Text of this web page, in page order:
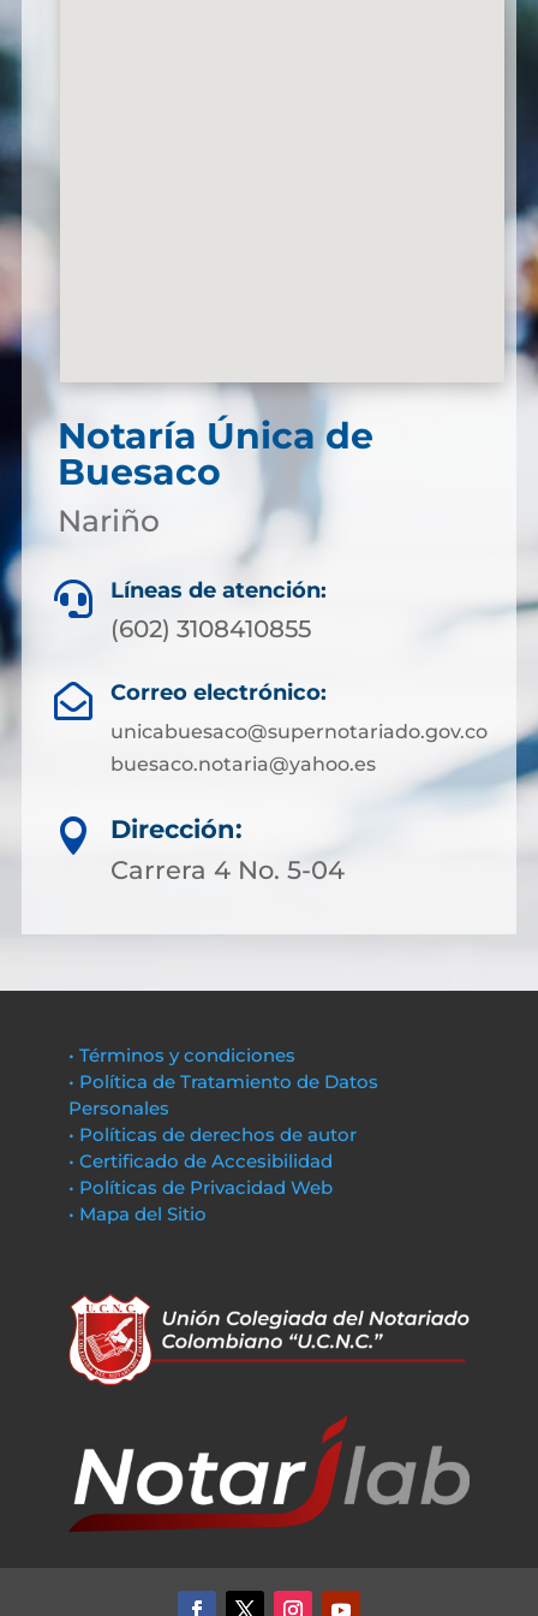
Notaría Única de
Buesaco
Nariño
 Líneas de atención:
(602) 3108410855
 Correo electrónico:
unicabuesaco@supernotariado.gov.co
buesaco.notaria@yahoo.es

Dirección:
Carrera 4 No. 5-04
• Términos y condiciones
• Política de Tratamiento de Datos
Personales
• Políticas de derechos de autor
• Certificado de Accesibilidad
• Políticas de Privacidad Web
• Mapa del Sitio